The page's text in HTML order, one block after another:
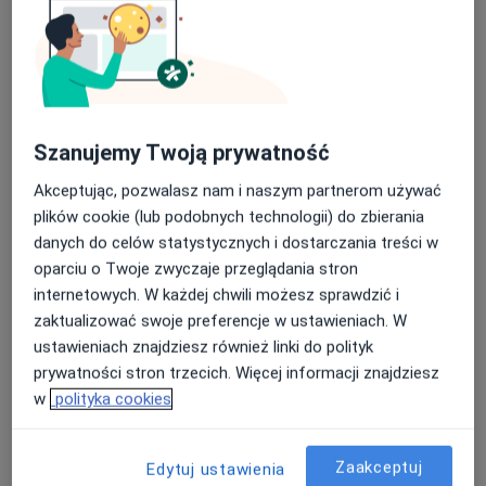
wiekowych : 6-9 lat; 10-15 lat; 16-19 lat oraz powyżej 19
r.ż.,a także grupa dla seniorów . Odpłatność 280 zł za
cykl 4 dniowy, tj 1 zajęcia w tygodniu przez 4 tygodnie.
Zainteresowanych proszę o kontakt telefoniczny pod
nr 608 520 058 .
Od dziś tworzymy razem grupy!!!!!! Zapraszam
serdecznie!!!!!!!!
W drugiej połowie pażdziernika zaczynają się
warsztaty dla osób z trudnościami w pisaniu lub
czytaniu oraz ze stwierdzoną dysleksją, dysgrafią,
agrafią i aleksją. Zasady takie jak powyżej. Zapraszam
serdecznie dzieci oraz dorosłych!!!!!!
więcejO mnie
Zakres porad
Neurologopedia
Arteterapia
Integracja sensoryczna
Trudności w karmieniu
Wady wymowy Jąkanie
Dysleksja
Szanujemy Twoją prywatność
Akceptując, pozwalasz nam i naszym partnerom używać
plików cookie (lub podobnych technologii) do zbierania
danych do celów statystycznych i dostarczania treści w
oparciu o Twoje zwyczaje przeglądania stron
internetowych. W każdej chwili możesz sprawdzić i
zaktualizować swoje preferencje w ustawieniach. W
ustawieniach znajdziesz również linki do polityk
prywatności stron trzecich. Więcej informacji znajdziesz
w polityka cookies
Edytuj ustawienia Zaakceptuj